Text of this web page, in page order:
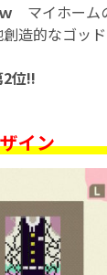
マイホーム
造的なゴッ
位!!
イン